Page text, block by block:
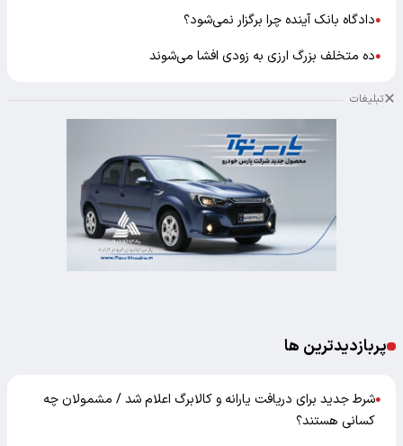
●دادگاه بانک آینده چرا برگزار نمی‌شود؟
●ده متخلف بزرگ ارزی به زودی افشا می‌شوند
تبلیغات
پربازدیدترین ها
●شرط جدید برای دریافت یارانه و کالابرگ اعلام شد / مشمولان چه
کسانی هستند؟